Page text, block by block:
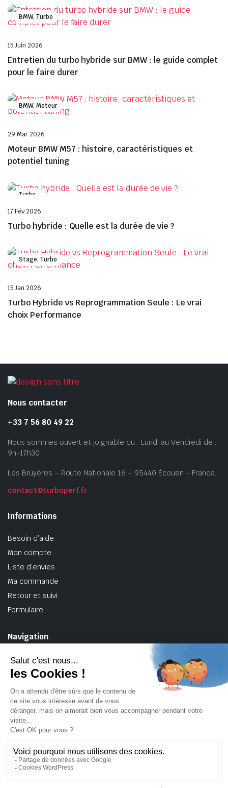
BMW, Turbo
15 Juin 2026
Entretien du turbo hybride sur BMW : le guide complet
pour le faire durer
BMW, Moteur
29 Mar 2026
Moteur BMW M57 : histoire, caractéristiques et
potentiel tuning
Turbo
17 Fév 2026
Turbo hybride : Quelle est la durée de vie ?
Stage, Turbo
15 Jan 2026
Turbo Hybride vs Reprogrammation Seule : Le vrai
choix Performance
Nous contacter
+33 7 56 80 49 22
Nous sommes ouvert et joignable du : Lundi au Vendredi de :
9h-17h30
Les Bruyères – Route Nationale 16 – 95440 Écouen – France.
contact@turboperf.fr
Informations
Besoin d’aide
Mon compte
Liste d’envies
Ma commande
Retour et suivi
Formulaire
Navigation
Accueil
Turbos
Turbos hybride BMW
Turbos VAG
À propos de TurboPerf
Contact